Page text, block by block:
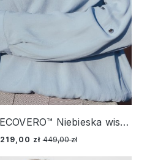
LENZING™ ECOVERO™ Niebieska wiskozowa koszula damska – Vintage Romance
219,00 zł 449,00 zł